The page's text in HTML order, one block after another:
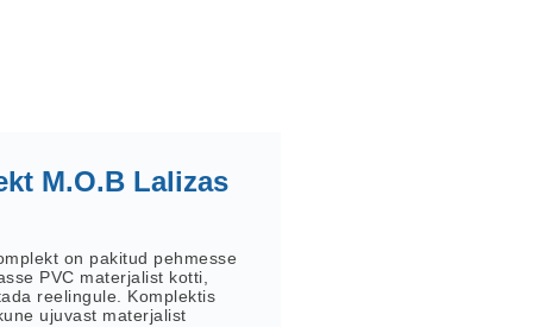
M.O.B Lalizas
on pakitud pehmesse
PVC materjalist kotti,
reelingule. Komplektis
ujuvast materjalist